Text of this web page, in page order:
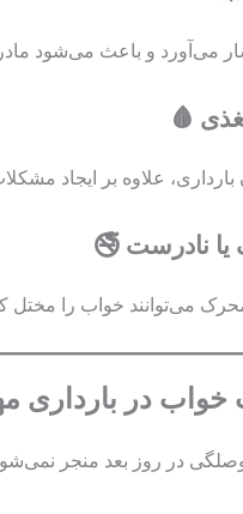
می‌آورد و باعث می‌شود
علاوه بر ایجاد
می‌توانند خواب را مختل
خواب در
در روز بعد منجر